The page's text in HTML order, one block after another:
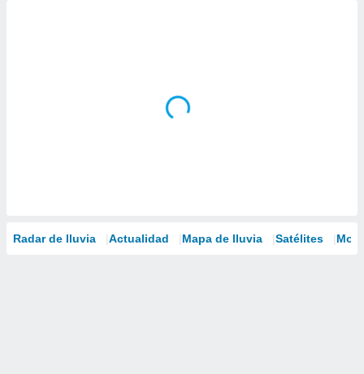
Radar de lluvia Actualidad Mapa de lluvia Satélites